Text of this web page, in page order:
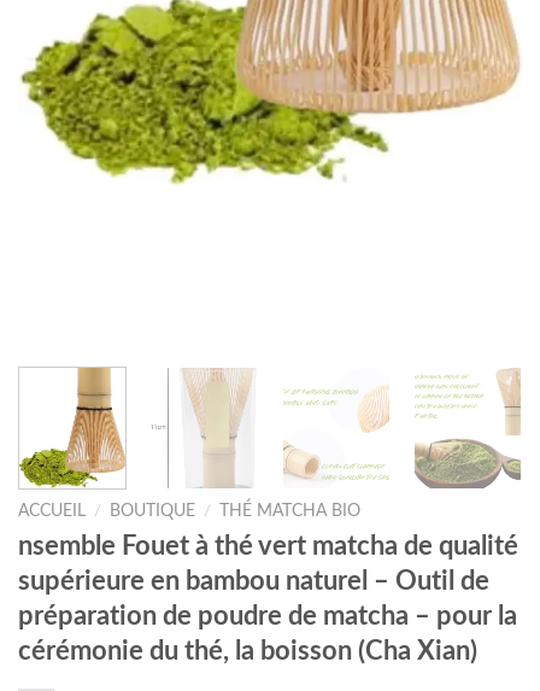
ACCUEIL / BOUTIQUE / THÉ MATCHA BIO
nsemble Fouet à thé vert matcha de qualité
supérieure en bambou naturel – Outil de
préparation de poudre de matcha – pour la
cérémonie du thé, la boisson (Cha Xian)